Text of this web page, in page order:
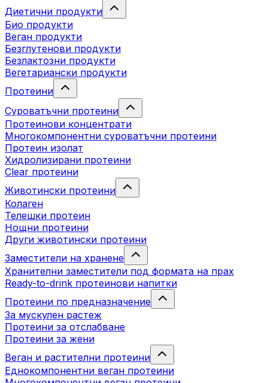
Диетични продукти
Био продукти
Веган продукти
Безглутенови продукти
Безлактозни продукти
Вегетариански продукти
Протеини
Суроватъчни протеини
Протеинови концентрати
Многокомпонентни суроватъчни протеини
Протеин изолат
Хидролизирани протеини
Clear протеини
Животински протеини
Колаген
Телешки протеин
Нощни протеини
Други животински протеини
Заместители на хранене
Хранителни заместители под формата на прах
Ready-to-drink протеинови напитки
Протеини по предназначение
За мускулен растеж
Протеини за отслабване
Протеини за жени
Веган и растителни протеини
Еднокомпонентни веган протеини